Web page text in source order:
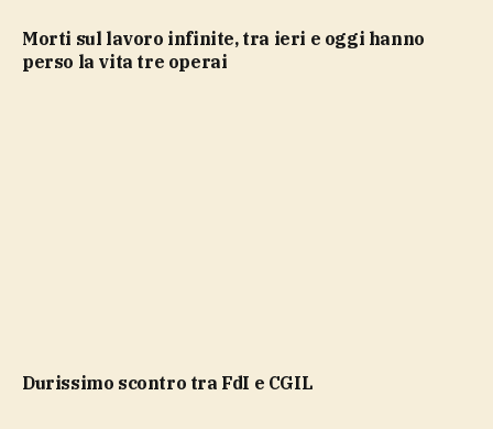
Morti sul lavoro infinite, tra ieri e oggi hanno
perso la vita tre operai
durissimo scontro tra FdI e CGIL